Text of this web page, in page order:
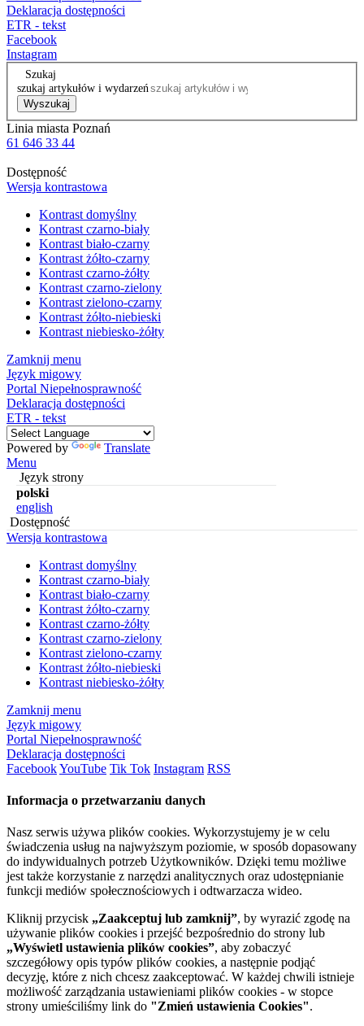
Deklaracja dostępności
ETR - tekst
Facebook
Instagram
Szukaj
szukaj artykułów i wydarzeń
Wyszukaj
Linia miasta Poznań
61 646 33 44
Dostępność
Wersja kontrastowa
Kontrast domyślny
Kontrast czarno-biały
Kontrast biało-czarny
Kontrast żółto-czarny
Kontrast czarno-żółty
Kontrast czarno-zielony
Kontrast zielono-czarny
Kontrast żółto-niebieski
Kontrast niebiesko-żółty
Zamknij menu
Język migowy
Portal Niepełnosprawność
Deklaracja dostępności
ETR - tekst
Powered by
Translate
Menu
Język strony
polski
english
Dostępność
Wersja kontrastowa
Kontrast domyślny
Kontrast czarno-biały
Kontrast biało-czarny
Kontrast żółto-czarny
Kontrast czarno-żółty
Kontrast czarno-zielony
Kontrast zielono-czarny
Kontrast żółto-niebieski
Kontrast niebiesko-żółty
Zamknij menu
Język migowy
Portal Niepełnosprawność
Deklaracja dostępności
FacebookYouTube Tik Tok Instagram RSS
Informacja o przetwarzaniu danych
Nasz serwis używa plików cookies. Wykorzystujemy je w celu
świadczenia usług na najwyższym poziomie, w sposób dopasowany
do indywidualnych potrzeb Użytkowników. Dzięki temu możliwe
jest także korzystanie z narzędzi analitycznych oraz udostępnianie
funkcji mediów społecznościowych i odtwarzacza wideo.
Kliknij przycisk „Zaakceptuj lub zamknij”, by wyrazić zgodę na
używanie plików cookies i przejść bezpośrednio do strony lub
„Wyświetl ustawienia plików cookies”, aby zobaczyć
szczegółowy opis typów plików cookies, a następnie podjąć
decyzję, które z nich chcesz zaakceptować. W każdej chwili istnieje
możliwość zarządzania ustawieniami plików cookies - w stopce
strony umieściliśmy link do "Zmień ustawienia Cookies".